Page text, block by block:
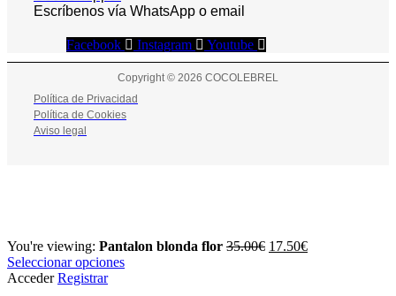
Escríbenos vía WhatsApp o email
Facebook Instagram Youtube
Copyright © 2026 COCOLEBREL
Política de Privacidad
Política de Cookies
Aviso legal
You're viewing: Pantalon blonda flor 35.00€ 17.50€
Seleccionar opciones
Acceder Registrar